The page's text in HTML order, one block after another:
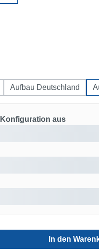
Aufbau Deutschland
aus
den In den